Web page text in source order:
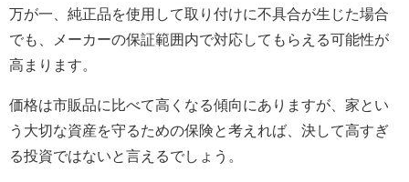
万が一、純正品を使用して取り付けに不具合が生じた場合
でも、メーカーの保証範囲内で対応してもらえる可能性が
高まります。
価格は市販品に比べて高くなる傾向にありますが、家とい
う大切な資産を守るための保険と考えれば、決して高すぎ
る投資ではないと言えるでしょう。